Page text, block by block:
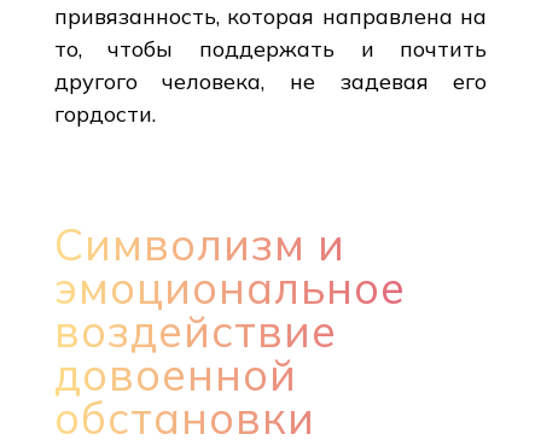
привязанность, которая направлена на
то, чтобы поддержать и почтить
другого человека, не задевая его
гордости.
Символизм и
эмоциональное
воздействие
довоенной
обстановки